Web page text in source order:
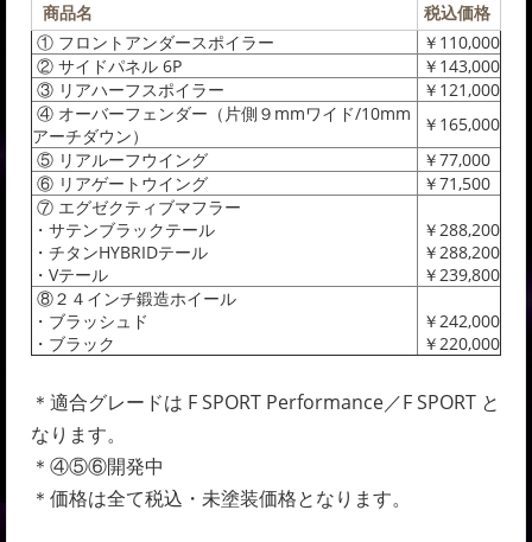
商品名
税込価格
① フロントアンダースポイラー
￥110,000
② サイドパネル 6P
￥143,000
③ リアハーフスポイラー
￥121,000
④ オーバーフェンダー（片側９mmワイド/10mm
アーチダウン）
￥165,000
⑤ リアルーフウイング
￥77,000
⑥ リアゲートウイング
￥71,500
⑦ エグゼクティブマフラー
・サテンブラックテール
・チタンHYBRIDテール
・Vテール
￥288,200
￥288,200
￥239,800
⑧２４インチ鍛造ホイール
・ブラッシュド
・ブラック
￥242,000
￥220,000
＊適合グレードは F SPORT Performance／F SPORT と
なります。
＊④⑤⑥開発中
＊価格は全て税込・未塗装価格となります。